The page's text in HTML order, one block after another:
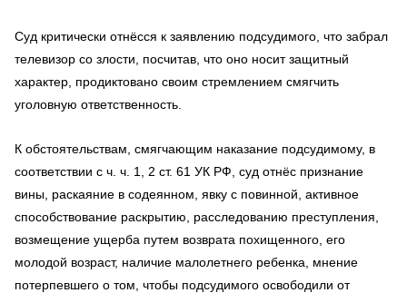
Суд критически отнёсся к заявлению подсудимого, что забрал
телевизор со злости, посчитав, что оно носит защитный
характер, продиктовано своим стремлением смягчить
уголовную ответственность.
К обстоятельствам, смягчающим наказание подсудимому, в
соответствии с ч. ч. 1, 2 ст. 61 УК РФ, суд отнёс признание
вины, раскаяние в содеянном, явку с повинной, активное
способствование раскрытию, расследованию преступления,
возмещение ущерба путем возврата похищенного, его
молодой возраст, наличие малолетнего ребенка, мнение
потерпевшего о том, чтобы подсудимого освободили от